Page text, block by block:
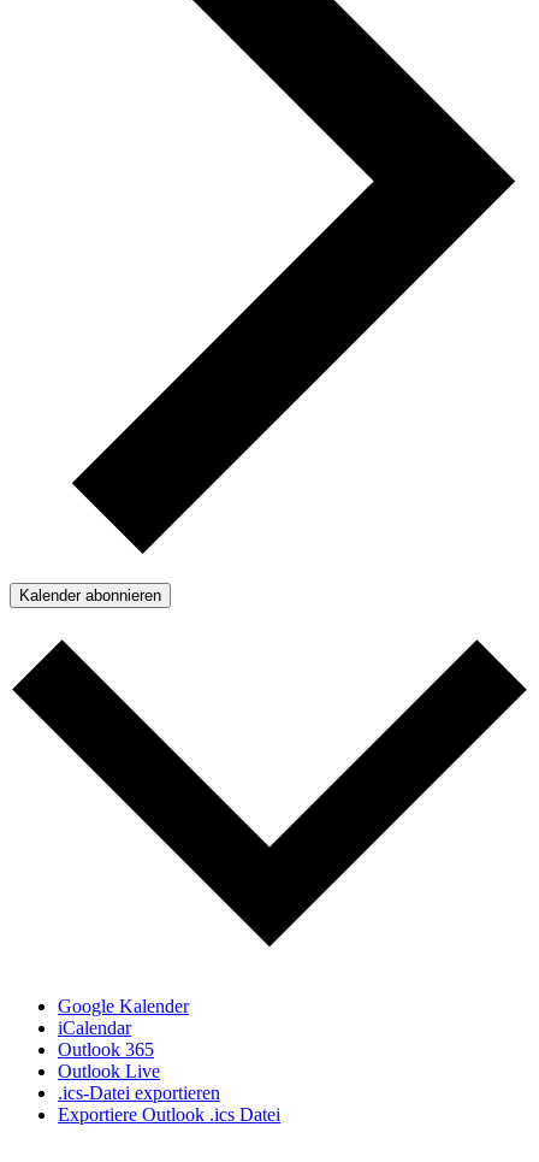
Kalender abonnieren
Google Kalender
iCalendar
Outlook 365
Outlook Live
.ics-Datei exportieren
Exportiere Outlook .ics Datei